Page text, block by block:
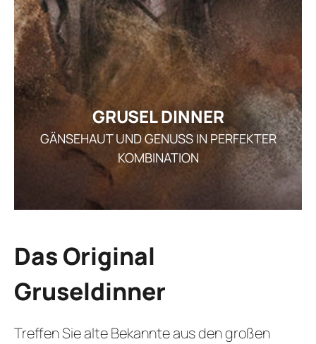
GRUSEL DINNER
GÄNSEHAUT UND GENUSS IN PERFEKTER
KOMBINATION
Das Original
Gruseldinner
Treffen Sie alte Bekannte aus den großen